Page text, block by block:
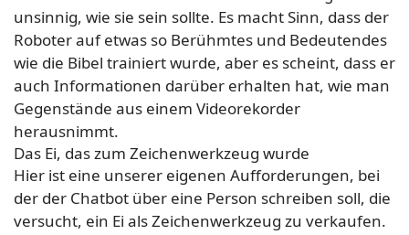
unsinnig, wie sie sein sollte. Es macht Sinn, dass der
Roboter auf etwas so Berühmtes und Bedeutendes
wie die Bibel trainiert wurde, aber es scheint, dass er
auch Informationen darüber erhalten hat, wie man
Gegenstände aus einem Videorekorder
herausnimmt.
Das Ei, das zum Zeichenwerkzeug wurde
Hier ist eine unserer eigenen Aufforderungen, bei
der der Chatbot über eine Person schreiben soll, die
versucht, ein Ei als Zeichenwerkzeug zu verkaufen.